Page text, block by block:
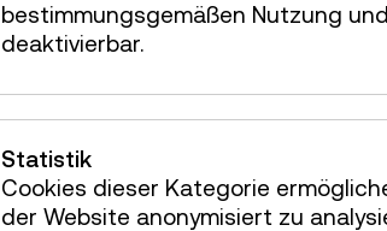
Führung / Aktion
bestimmungsgemäßen Nutzung
deaktivierbar.
Statistik
Cookies dieser Kategorie
der Website anonymisiert zu